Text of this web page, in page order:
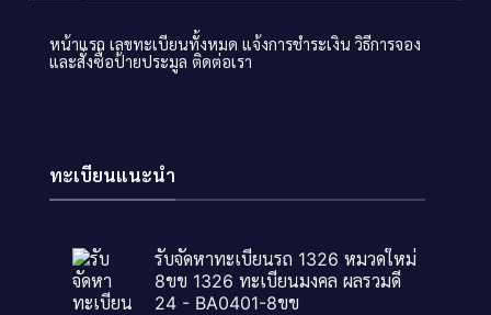
หน้าแรก เลขทะเบียนทั้งหมด แจ้งการชำระเงิน วิธีการจอง
และสั่งซื้อป้ายประมูล ติดต่อเรา
ทะเบียนแนะนำ
รับจัดหาทะเบียนรถ 1326 หมวดใหม่
8ขข 1326 ทะเบียนมงคล ผลรวมดี
24 - BA0401-8ขข